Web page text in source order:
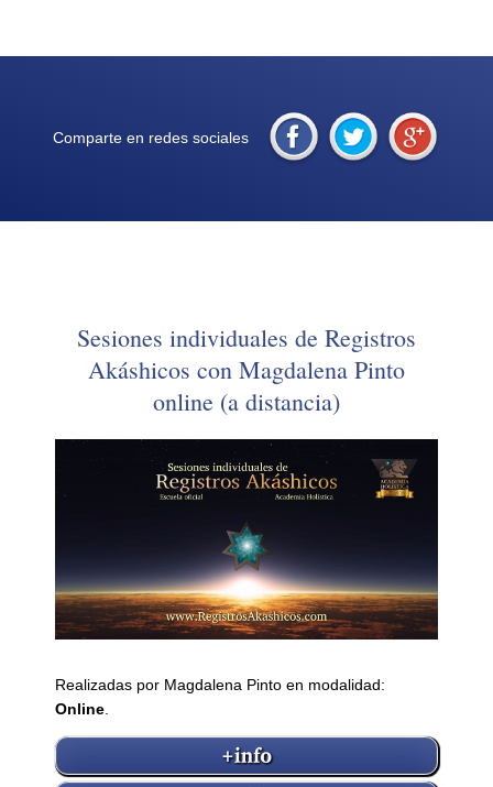
Comparte en redes sociales
Sesiones individuales de Registros
Akáshicos con Magdalena Pinto
online (a distancia)
Realizadas por Magdalena Pinto en modalidad:
Online